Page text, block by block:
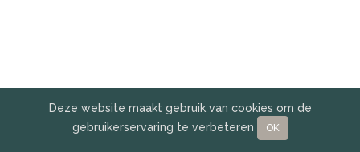
Deze website maakt gebruik van cookies om de
gebruikerservaring te verbeteren
OK